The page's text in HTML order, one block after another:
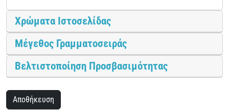
Χρώματα Ιστοσελίδας
Μέγεθος Γραμματοσειράς
Βελτιστοποίηση Προσβασιμότητας
Αποθήκευση